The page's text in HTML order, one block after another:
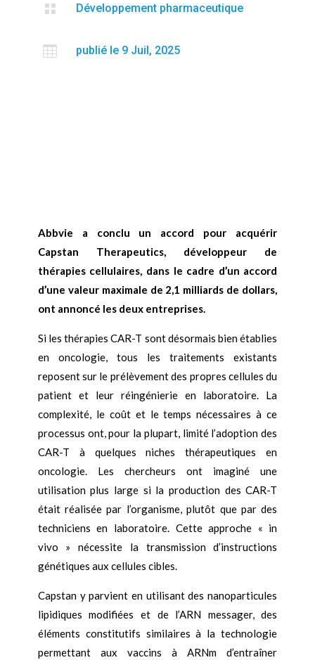
 Développement pharmaceutique
 publié le 9 Juil, 2025
Abbvie a conclu un accord pour acquérir
Capstan Therapeutics, développeur de
thérapies cellulaires, dans le cadre d’un accord
d’une valeur maximale de 2,1 milliards de dollars,
ont annoncé les deux entreprises.
Si les thérapies CAR-T sont désormais bien établies
en oncologie, tous les traitements existants
reposent sur le prélèvement des propres cellules du
patient et leur réingénierie en laboratoire. La
complexité, le coût et le temps nécessaires à ce
processus ont, pour la plupart, limité l’adoption des
CAR-T à quelques niches thérapeutiques en
oncologie. Les chercheurs ont imaginé une
utilisation plus large si la production des CAR-T
était réalisée par l’organisme, plutôt que par des
techniciens en laboratoire. Cette approche « in
vivo » nécessite la transmission d’instructions
génétiques aux cellules cibles.
Capstan y parvient en utilisant des nanoparticules
lipidiques modifiées et de l’ARN messager, des
éléments constitutifs similaires à la technologie
permettant aux vaccins à ARNm d’entraîner